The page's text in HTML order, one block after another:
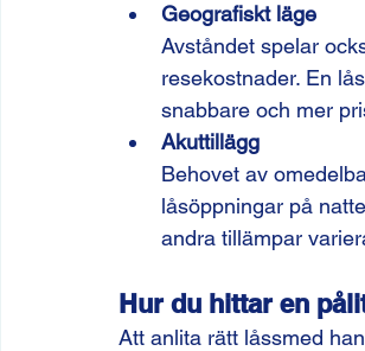
Geografiskt läge
Avståndet spelar
resekostnader. En
snabbare och mer
Akuttillägg
Behovet av
låsöppningar på
andra tillämpar
Hur du hittar en
Att anlita rätt låssmed